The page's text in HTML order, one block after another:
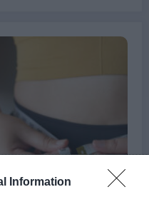
Information